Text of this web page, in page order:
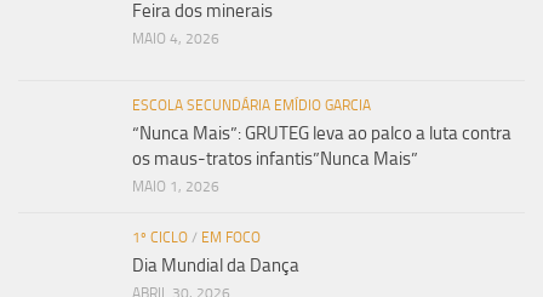
Feira dos minerais
MAIO 4, 2026
ESCOLA SECUNDÁRIA EMÍDIO GARCIA
“Nunca Mais”: GRUTEG leva ao palco a luta contra
os maus-tratos infantis”Nunca Mais”
MAIO 1, 2026
1º CICLO / EM FOCO
Dia Mundial da Dança
ABRIL 30, 2026